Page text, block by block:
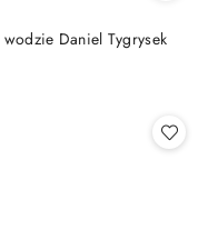
Daniel Tygrysek